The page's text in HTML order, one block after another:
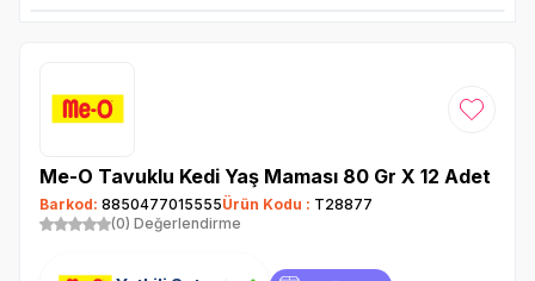
Favoriye
Me-O Tavuklu Kedi Yaş Maması 80 Gr X 12 Adet
Barkod: 8850477015555Ürün Kodu : T28877
(0) Değerlendirme